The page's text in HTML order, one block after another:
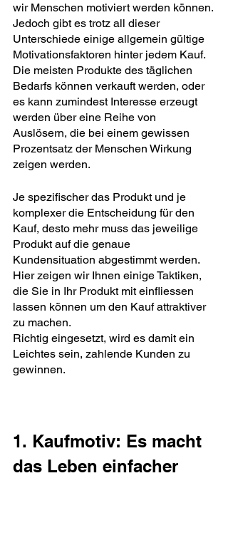
wir Menschen motiviert werden können.
Jedoch gibt es trotz all dieser
Unterschiede einige allgemein gültige
Motivationsfaktoren hinter jedem Kauf.
Die meisten Produkte des täglichen
Bedarfs können verkauft werden, oder
es kann zumindest Interesse erzeugt
werden über eine Reihe von
Auslösern, die bei einem gewissen
Prozentsatz der Menschen Wirkung
zeigen werden.
Je spezifischer das Produkt und je
komplexer die Entscheidung für den
Kauf, desto mehr muss das jeweilige
Produkt auf die genaue
Kundensituation abgestimmt werden.
Hier zeigen wir Ihnen einige Taktiken,
die Sie in Ihr Produkt mit einfliessen
lassen können um den Kauf attraktiver
zu machen.
Richtig eingesetzt, wird es damit ein
Leichtes sein, zahlende Kunden zu
gewinnen.
1. Kaufmotiv: Es macht
das Leben einfacher